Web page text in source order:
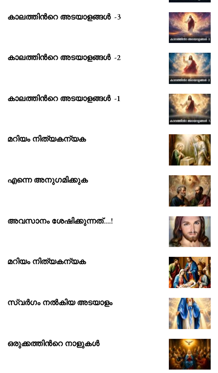
കാലത്തിൻറെ അടയാളങ്ങൾ -3
കാലത്തിൻറെ അടയാളങ്ങൾ -2
കാലത്തിൻറെ അടയാളങ്ങൾ -1
മറിയം നിത്യകന്യക
എന്നെ അനുഗമിക്കുക
അവസാനം ശേഷിക്കുന്നത്….!
മറിയം നിത്യകന്യക
സ്വർഗം നൽകിയ അടയാളം
ഒരുക്കത്തിൻറെ നാളുകൾ